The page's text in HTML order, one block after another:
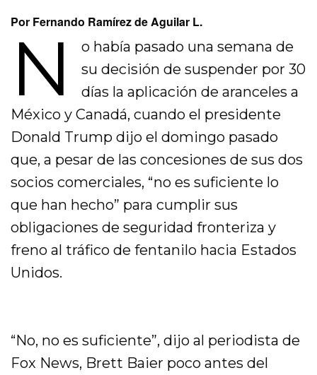
Por Fernando Ramírez de Aguilar L.
N
o había pasado una semana de
su decisión de suspender por 30
días la aplicación de aranceles a
México y Canadá, cuando el presidente
Donald Trump dijo el domingo pasado
que, a pesar de las concesiones de sus dos
socios comerciales, “no es suficiente lo
que han hecho” para cumplir sus
obligaciones de seguridad fronteriza y
freno al tráfico de fentanilo hacia Estados
Unidos.
“No, no es suficiente”, dijo al periodista de
Fox News, Brett Baier poco antes del